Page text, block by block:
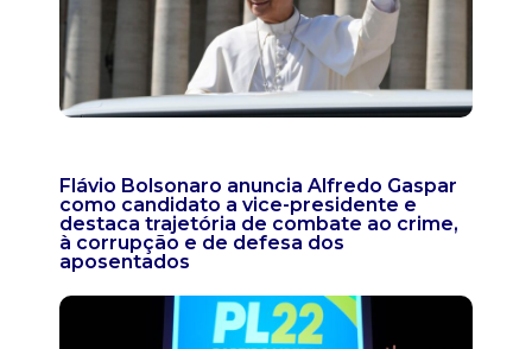
Flávio Bolsonaro anuncia Alfredo Gaspar
como candidato a vice-presidente e
destaca trajetória de combate ao crime,
à corrupção e de defesa dos
aposentados